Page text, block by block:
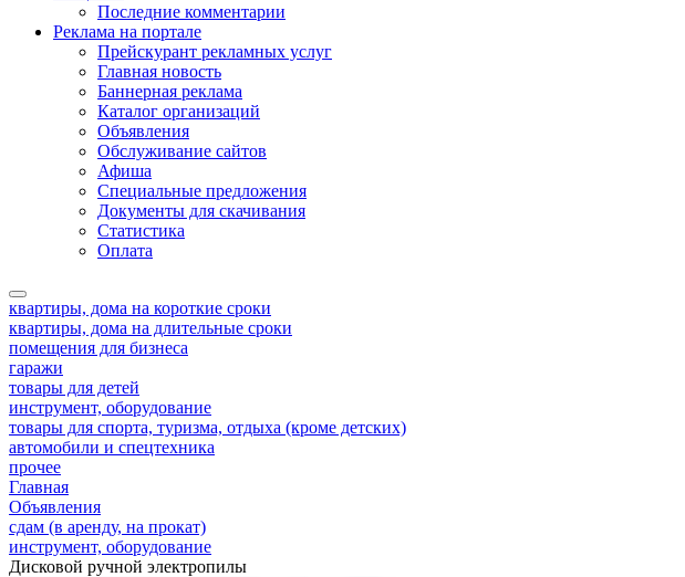
Последние комментарии
Реклама на портале
Прейскурант рекламных услуг
Главная новость
Баннерная реклама
Каталог организаций
Объявления
Обслуживание сайтов
Афиша
Специальные предложения
Документы для скачивания
Статистика
Оплата
квартиры, дома на короткие сроки
квартиры, дома на длительные сроки
помещения для бизнеса
гаражи
товары для детей
инструмент, оборудование
товары для спорта, туризма, отдыха (кроме детских)
автомобили и спецтехника
прочее
Главная
Объявления
сдам (в аренду, на прокат)
инструмент, оборудование
Дисковой ручной электропилы